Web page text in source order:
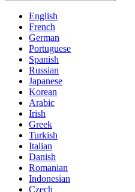
English
French
German
Portuguese
Spanish
Russian
Japanese
Korean
Arabic
Irish
Greek
Turkish
Italian
Danish
Romanian
Indonesian
Czech